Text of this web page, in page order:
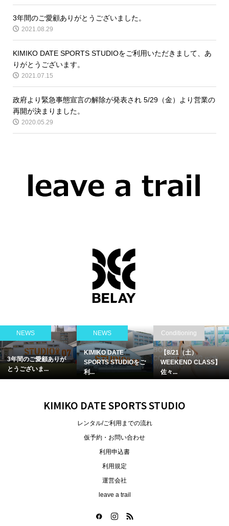
3年間のご愛顧ありがとうございました。
2021.08.29
KIMIKO DATE SPORTS STUDIOをご利用いただきまして、あ
りがとうございます。
2021.07.15
政府より緊急事態宣言の解除が発表され 5/29（金）より営業の
再開が決まりました。
2020.05.29
】
Dance/ダンス
【8月レッスン】チア
ダンスチーム...
Yoga/ヨガ
【8月夜のクラス】元
フェアリージ...
R. Gymnastics/
【8月教室】元
KIMIKO DATE SPORTS STUDIO
レンタル/ご利用までの流れ
仮予約・お問い合わせ
利用申込書
利用規定
運営会社
leave a trail